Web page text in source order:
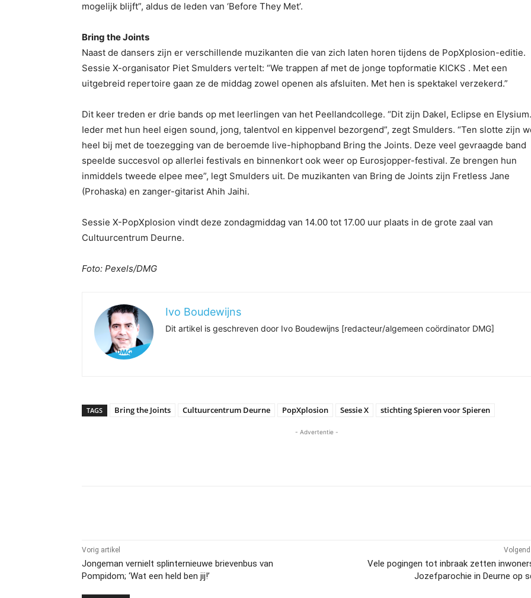
mogelijk blijft”, aldus de leden van ‘Before They Met’.
Bring the Joints
Naast de dansers zijn er verschillende muzikanten die van zich laten horen tijdens de PopXplosion-editie.
Sessie X-organisator Piet Smulders vertelt: “We trappen af met de jonge topformatie KICKS . Met een
uitgebreid repertoire gaan ze de middag zowel openen als afsluiten. Met hen is spektakel verzekerd.”
Dit keer treden er drie bands op met leerlingen van het Peellandcollege. “Dit zijn Dakel, Eclipse en Elysium.
Ieder met hun heel eigen sound, jong, talentvol en kippenvel bezorgend”, zegt Smulders. “Ten slotte zijn
heel bij met de toezegging van de beroemde live-hiphopband Bring the Joints. Deze veel gevraagde band
speelde succesvol op allerlei festivals en binnenkort ook weer op Eurosjopper-festival. Ze brengen hun
inmiddels tweede elpee mee”, legt Smulders uit. De muzikanten van Bring de Joints zijn Fretless Jane
(Prohaska) en zanger-gitarist Ahih Jaihi.
Sessie X-PopXplosion vindt deze zondagmiddag van 14.00 tot 17.00 uur plaats in de grote zaal van
Cultuurcentrum Deurne.
Foto: Pexels/DMG
Ivo Boudewijns
Dit artikel is geschreven door Ivo Boudewijns [redacteur/algemeen coördinator DMG]
TAGS Bring the Joints Cultuurcentrum Deurne PopXplosion Sessie X stichting Spieren voor Spieren
- Advertentie -
Vorig artikel
Jongeman vernielt splinternieuwe brievenbus van
Pompidom; ‘Wat een held ben jij!’
Vele pogingen tot inbraak zetten
Jozefparochie in Deurne op